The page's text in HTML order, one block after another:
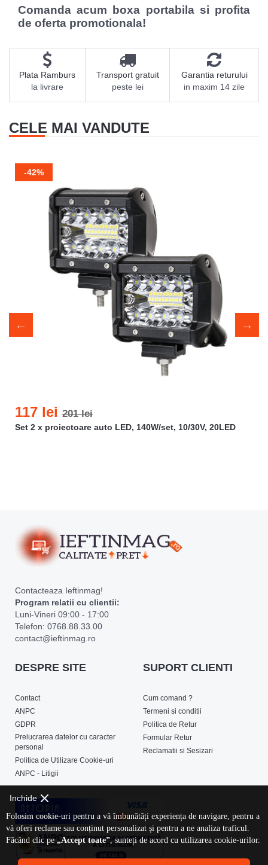
Comanda acum boxa portabila si profita
de oferta promotionala!
Plata Ramburs
la livrare
Transport gratuit
peste lei
Garantia returului
in maxim 14 zile
CELE MAI VANDUTE
-42%
117 lei 201 lei
Set 2 x proiectoare auto LED, 140W/set, 10/30V, 20LED
Contacteaza Ieftinmag!
Program relatii cu clientii:
Luni-Vineri 09:00 - 17:00
Telefon: 0768.88.33.00
contact@ieftinmag.ro
DESPRE SITE
Contact
ANPC
GDPR
Prelucrarea datelor cu caracter
personal
Politica de Utilizare Cookie-uri
ANPC - Litigii
SUPORT CLIENTI
Cum comand ?
Termeni si conditii
Politica de Retur
Formular Retur
Reclamatii si Sesizari
Inchide
Folosim cookie-uri pentru a vă îmbunătăți experiența de navigare, pentru a
vă oferi reclame sau conținut personalizat și pentru a ne analiza traficul.
Făcând clic pe „Accept toate”, sunteți de acord cu utilizarea cookie-urilor.